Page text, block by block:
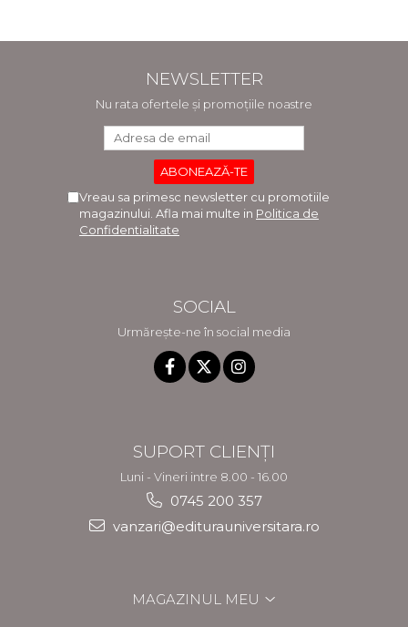
NEWSLETTER
Nu rata ofertele și promoțiile noastre
Vreau sa primesc newsletter cu promotiile
magazinului. Afla mai multe in Politica de
Confidentialitate
SOCIAL
Urmărește-ne în social media
SUPORT CLIENȚI
Luni - Vineri intre 8.00 - 16.00
0745 200 357
vanzari@editurauniversitara.ro
MAGAZINUL MEU